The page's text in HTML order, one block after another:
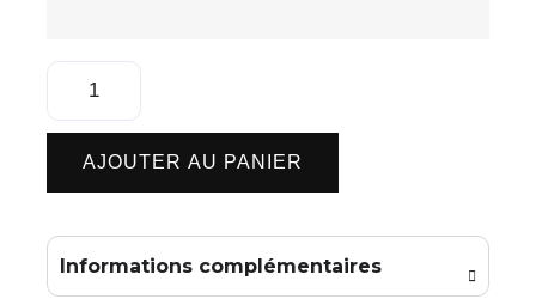
AJOUTER AU PANIER
Informations complémentaires